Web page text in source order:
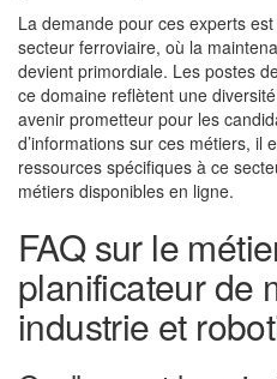
La demande pour ces experts
secteur ferroviaire, où la
devient primordiale. Les postes
ce domaine reflètent une
avenir prometteur pour les
d’informations sur ces métiers, il
ressources spécifiques à ce
métiers disponibles en ligne.
FAQ sur le
planificateur de
industrie et